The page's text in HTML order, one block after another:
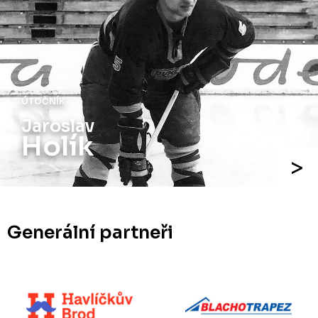
ÚTOČNÍK
Jaroslav
Holík
Generální partneři